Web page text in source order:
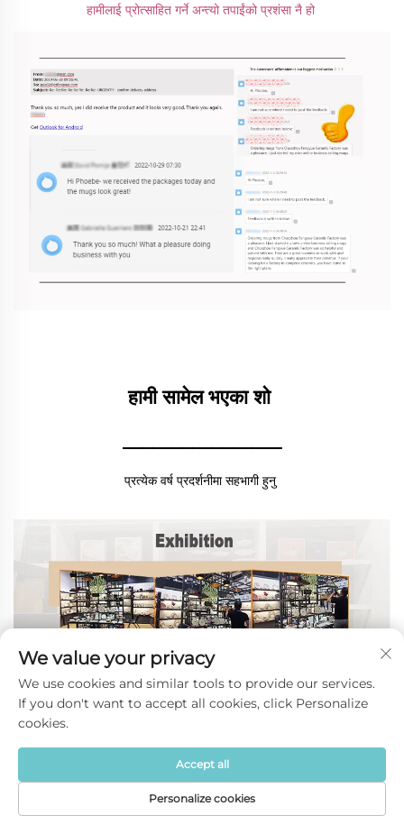
हामीलाई प्रोत्साहित गर्ने अन्त्यो तपाईंको प्रशंसा नै हो
हामी सामेल भएका शो
________________
प्रत्येक वर्ष प्रदर्शनीमा सहभागी हुनु
हामीसँग सम्पर्क गर्नुहोस्
थप जानकारीको लागि
गृहपृष्ठ उत्पादन बारेमा संपर्क
We value your privacy
We use cookies and similar tools to provide our services.
If you don't want to accept all cookies, click Personalize
cookies.
Personalize cookies
Accept all